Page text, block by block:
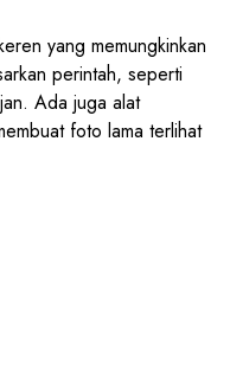
yang memungkinkan
perintah, seperti
Ada juga alat
foto lama terlihat